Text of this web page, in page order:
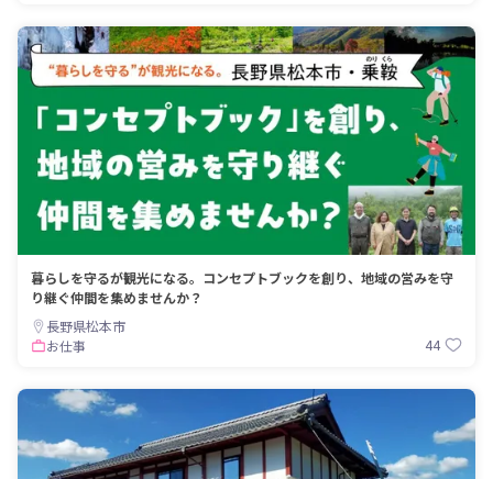
暮らしを守るが観光になる。コンセプトブックを創り、地域の営みを守
り継ぐ仲間を集めませんか？
長野県松本市
お仕事
44